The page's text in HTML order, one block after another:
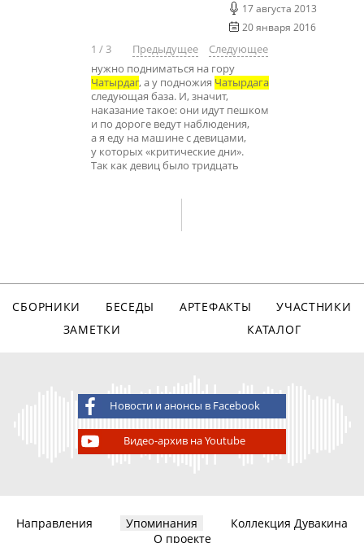
17 августа 2013
20 января 2016
1 /3 Предыдущее
Следующее
нужно подниматься на гору
Чатырдаг, а у подножия Чатырдага
следующая база. И, значит,
наказание такое: они идут пешком
и по дороге ведут наблюдения,
а я еду на машине с девицами,
у которых «критические дни».
Так как девиц было тридцать
СБОРНИКИ БЕСЕДЫ АРТЕФАКТЫ
УЧАСТНИКИ
ЗАМЕТКИ
КАТАЛОГ
Новости и анонсы в Facebook
Видео-архив на Youtube
Направления Упоминания
Коллекция Дувакина
О проекте